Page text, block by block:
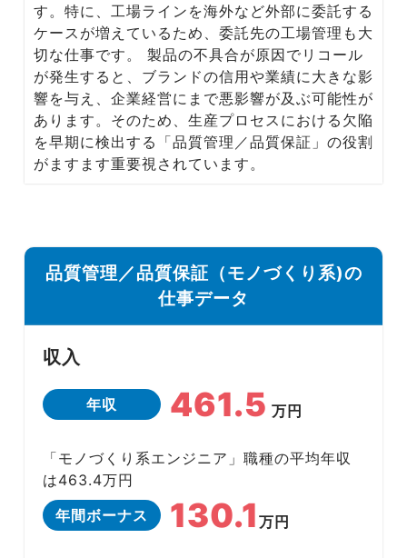
す。特に、工場ラインを海外など外部に委託する
ケースが増えているため、委託先の工場管理も大
切な仕事です。 製品の不具合が原因でリコール
が発生すると、ブランドの信用や業績に大きな影
響を与え、企業経営にまで悪影響が及ぶ可能性が
あります。そのため、生産プロセスにおける欠陥
を早期に検出する「品質管理／品質保証」の役割
がますます重要視されています。
品質管理／品質保証（モノづくり系)の
仕事データ
収入
年収 461.5 万円
「モノづくり系エンジニア」職種の平均年収
は463.4万円
年間ボーナス
130.1 万円
Media
転職メディア